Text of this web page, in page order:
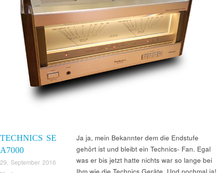
TECHNICS SE
A7000
29. September 2016
Ja ja, mein Bekannter dem die Endstufe
gehört ist und bleibt ein Technics- Fan. Egal
was er bis jetzt hatte nichts war so lange bei
Ihm wie die Technics Geräte. Und nochmal ja!